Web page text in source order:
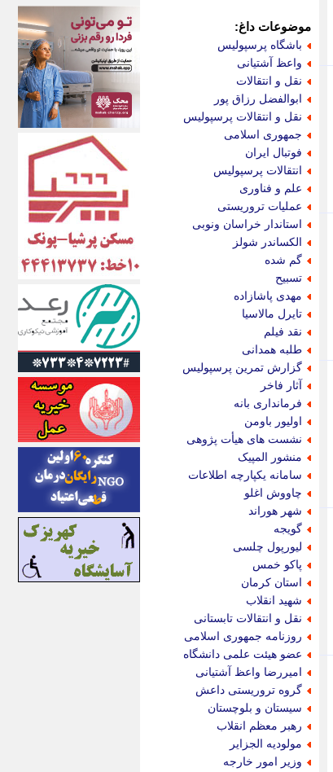
موضوعات داغ:
باشگاه پرسپولیس
واعظ آشتیانی
نقل و انتقالات
ابوالفضل رزاق پور
نقل و انتقالات پرسپولیس
جمهوری اسلامی
فوتبال ایران
انتقالات پرسپولیس
علم و فناوری
عملیات تروریستی
استاندار خراسان ونوبی
الکساندر شولز
گم شده
تسبیح
مهدی پاشازاده
تایرل مالاسیا
نقد فیلم
طلبه همدانی
گزارش تمرین پرسپولیس
آثار فاخر
فرمانداری بانه
اولیور باومن
نشست های هیأت پژوهی
منشور المپیک
سامانه یکپارچه اطلاعات
چاووش اغلو
شهر هوراند
گویجه
لیورپول چلسی
پاکو خمس
استان کرمان
شهید انقلاب
نقل و انتقالات تابستانی
روزنامه جمهوری اسلامی
عضو هیئت علمی دانشگاه
امیررضا واعظ آشتیانی
گروه تروریستی داعش
سیستان و بلوچستان
رهبر معظم انقلاب
مولودیه الجزایر
وزیر امور خارجه
اکوفارس
اکونگار
اکونیوز
الف
انتشار آنلاین
اندیشه قرن
اندیشه معاصر
اندیشه ها
انرژی پرس
ای استخدام
ایتنا
ایراف
ایران آرت
ایران آنلاین
ایران زندگی
ایران فوری
ایرانی روز
ایرانیتال
ایرنا
ایسکانیوز
ایسنا
ایکنا
ایلنا
اینتیتر
ایونا نیوز
بازتاب آنلاین
باشگاه خبرنگاران
باغستان نیوز
بامبوک
ببین و بخون
بدینسان
بنکر